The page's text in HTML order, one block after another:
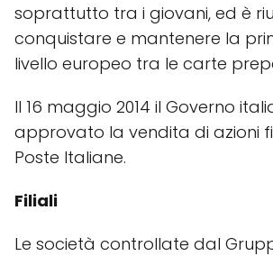
soprattutto tra i giovani, ed è
conquistare e mantenere la
livello europeo tra le carte
Il 16 maggio 2014 il Governo
approvato la vendita di azioni
Poste Italiane.
Filiali
Le società controllate dal